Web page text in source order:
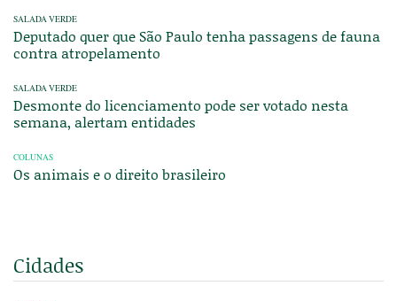
SALADA VERDE
Deputado quer que São Paulo tenha passagens de fauna
contra atropelamento
SALADA VERDE
Desmonte do licenciamento pode ser votado nesta
semana, alertam entidades
COLUNAS
Os animais e o direito brasileiro
Cidades